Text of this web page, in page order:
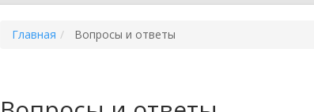
Главная Вопросы и ответы